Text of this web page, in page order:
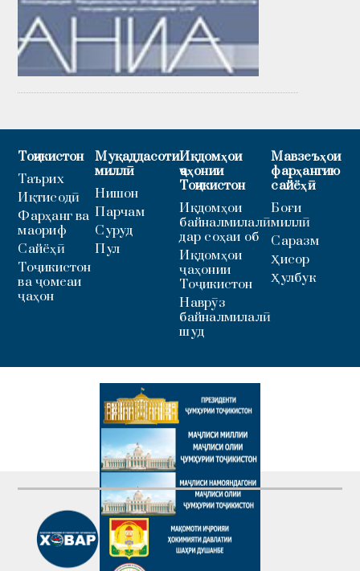
Тоҷикистон
Таърих
Иқтисодӣ
Фарҳанг ва
маориф
Сайёҳӣ
Тоҷикистон
ва ҷомеаи
ҷаҳон
Муқаддасоти
миллӣ
Нишон
Парчам
Суруд
Пул
Иқдомҳои
ҷаҳонии
Тоҷикистон
Иқдомҳои
байналмилалӣ
дар соҳаи об
Иқдомҳои
ҷаҳонии
Тоҷикистон
Наврӯз
байналмилалӣ
шуд
Мавзеъҳои
фарҳангию
сайёҳӣ
Боғи
миллӣ
Саразм
Ҳисор
Ҳулбук